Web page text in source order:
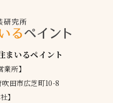
まいるペイント
業所】
田市広芝町10-8
】